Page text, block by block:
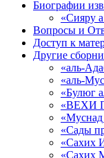
Биографии
«Сияру
Вопросы и
Доступ к
Другие
«аль-
«аль-
«Булюг
«ВЕХИ
«Муснад
«Сады
«Сахих
«Сахих